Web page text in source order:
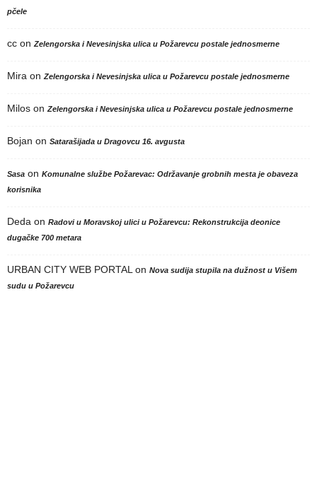
pčele
cc on Zelengorska i Nevesinjska ulica u Požarevcu postale jednosmerne
Mira on Zelengorska i Nevesinjska ulica u Požarevcu postale jednosmerne
Milos on Zelengorska i Nevesinjska ulica u Požarevcu postale jednosmerne
Bojan on Satarašijada u Dragovcu 16. avgusta
Sasa on Komunalne službe Požarevac: Održavanje grobnih mesta je obaveza
korisnika
Deda on Radovi u Moravskoj ulici u Požarevcu: Rekonstrukcija deonice
dugačke 700 metara
URBAN CITY WEB PORTAL on Nova sudija stupila na dužnost u Višem
sudu u Požarevcu